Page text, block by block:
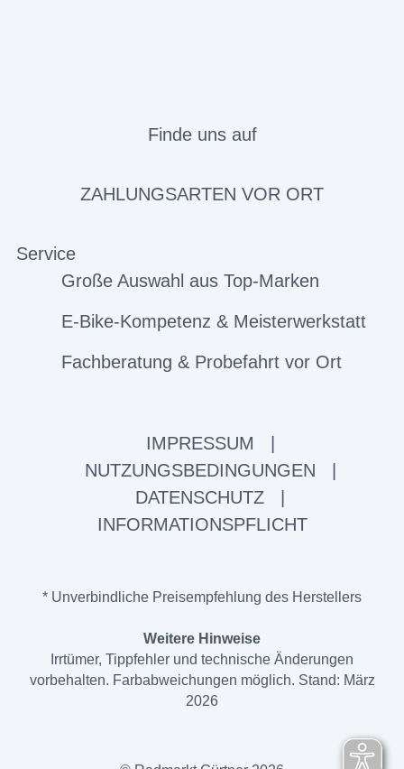
Finde uns auf
ZAHLUNGSARTEN VOR ORT
Service
Große Auswahl aus Top-Marken
E-Bike-Kompetenz & Meisterwerkstatt
Fachberatung & Probefahrt vor Ort
IMPRESSUM
NUTZUNGSBEDINGUNGEN
DATENSCHUTZ
INFORMATIONSPFLICHT
* Unverbindliche Preisempfehlung des Herstellers
Weitere Hinweise
Irrtümer, Tippfehler und technische Änderungen
vorbehalten. Farbabweichungen möglich. Stand: März
2026